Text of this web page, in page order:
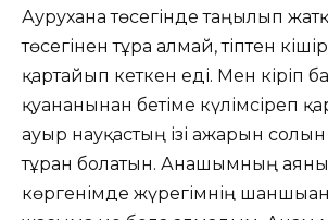
Аурухана төсегінде таңылып
төсегінен тұра алмай, тіптен
қартайып кеткен еді. Мен кіріп
қуанғанынан бетіме күлімсіреп
ауыр науқастың ізі ажарын
тұрған болатын. Анашымның
көргенімде жүрегімнің